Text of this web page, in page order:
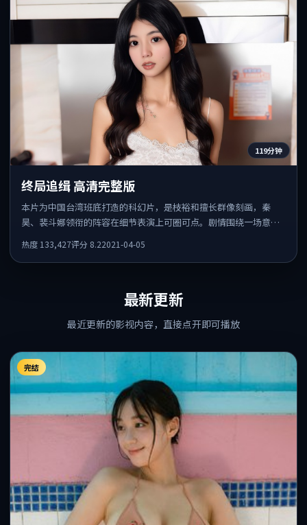
119分钟
终局追缉 高清完整版
本片为中国台湾班底打造的科幻片，是枝裕和擅长群像刻画，秦
昊、裴斗娜领衔的阵容在细节表演上可圈可点。剧情围绕一场意外
热度 133,427评分 8.22021-04-05
最新更新
最近更新的影视内容，直接点开即可播放
完结